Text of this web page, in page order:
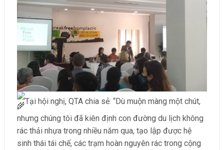
Tại hội nghị, QTA chia sẻ: “Dù muộn màng một chút,
nhưng chúng tôi đã kiên định con đường du lịch không
rác thải nhựa trong nhiều năm qua, tạo lập được hệ
sinh thái tái chế, các trạm hoàn nguyên rác trong cộng